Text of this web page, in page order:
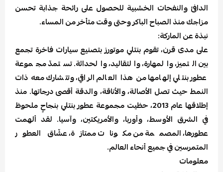
الدافئ والنفحات الخشبية للحصول على رائحة جذابة تحسن
مزاجك منذ الصباح الباكر وحتى وقت متأخر من المساء.
نبذة عن الماركة:
على مدى قرن، تقوم بنتلي موتورز بتصنيع سيارات فاخرة تجمع
بين التميز، والمهارة، والتقاليد، والحداثة. تستمدّ مجموعة
عطور بنتلي إلهامها من هذا العالم الراقي، وتتشارك معه ذات
النمط حيث تصل الأصالة، والأناقة، والدقة أقصى درجاتها. منذ
إطلاقها عام 2013، حظيت مجموعة عطور بنتلي بنجاحٍ ملحوظ
في الشرق الأوسط، وأوربا، والأمريكتين، وآسيا. لقد ألهمت
عطورها، المصممة من مكونات ممتازة، عشّاق العطور
المتمرسين في جميع أنحاء العالم.
معلومات